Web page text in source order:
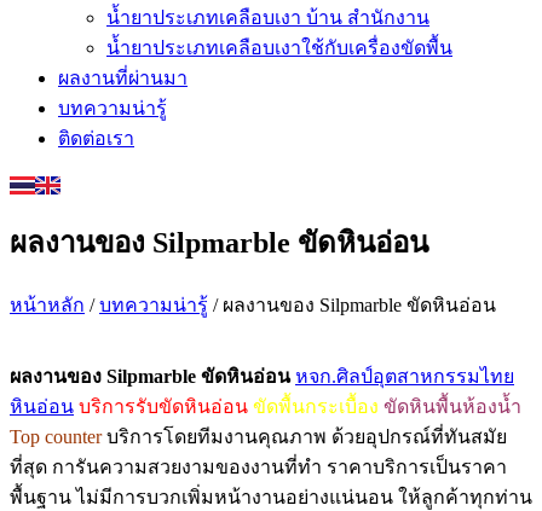
น้ำยาประเภทเคลือบเงา บ้าน สำนักงาน
น้ำยาประเภทเคลือบเงาใช้กับเครื่องขัดพื้น
ผลงานที่ผ่านมา
บทความน่ารู้
ติดต่อเรา
ผลงานของ Silpmarble ขัดหินอ่อน
หน้าหลัก /บทความน่ารู้ / ผลงานของ Silpmarble ขัดหินอ่อน
ผลงานของ Silpmarble ขัดหินอ่อนหจก.ศิลป์อุตสาหกรรมไทย
หินอ่อน บริการรับขัดหินอ่อน ขัดพื้นกระเบื้อง ขัดหินพื้นห้องน้ำ
Top counterบริการโดยทีมงานคุณภาพ ด้วยอุปกรณ์ที่ทันสมัย
ที่สุด การันความสวยงามของงานที่ทำ ราคาบริการเป็นราคา
พื้นฐาน ไม่มีการบวกเพิ่มหน้างานอย่างแน่นอน ให้ลูกค้าทุกท่าน